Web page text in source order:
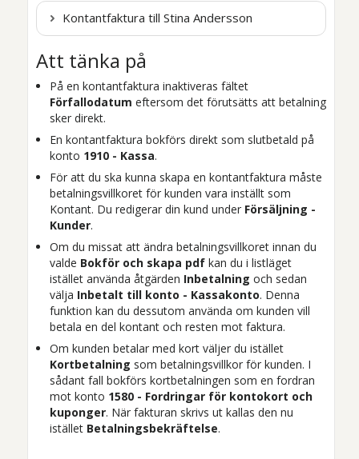
Kontantfaktura till Stina Andersson
Att tänka på
På en kontantfaktura inaktiveras fältet
Förfallodatum eftersom det förutsätts att betalning
sker direkt.
En kontantfaktura bokförs direkt som slutbetald på
konto 1910 - Kassa.
För att du ska kunna skapa en kontantfaktura måste
betalningsvillkoret för kunden vara inställt som
Kontant. Du redigerar din kund under Försäljning -
Kunder.
Om du missat att ändra betalningsvillkoret innan du
valde Bokför och skapa pdf kan du i listläget
istället använda åtgärden Inbetalning och sedan
välja Inbetalt till konto - Kassakonto. Denna
funktion kan du dessutom använda om kunden vill
betala en del kontant och resten mot faktura.
Om kunden betalar med kort väljer du istället
Kortbetalning som betalningsvillkor för kunden. I
sådant fall bokförs kortbetalningen som en fordran
mot konto 1580 - Fordringar för kontokort och
kuponger. När fakturan skrivs ut kallas den nu
istället Betalningsbekräftelse.